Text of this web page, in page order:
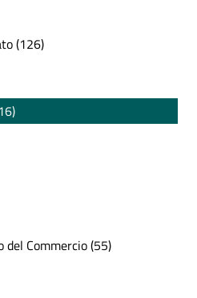
(126)
del Commercio (55)